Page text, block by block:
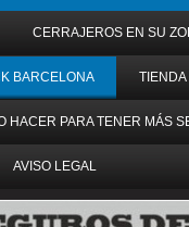
CERRAJEROS EN SU
BARCELONA
HACER PARA TENER MÁS
AVISO LEGAL